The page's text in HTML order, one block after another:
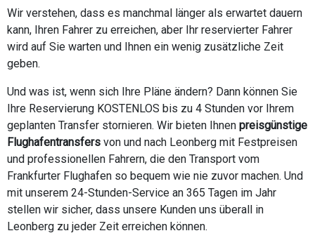
Wir verstehen, dass es manchmal länger als erwartet dauern
kann, Ihren Fahrer zu erreichen, aber Ihr reservierter Fahrer
wird auf Sie warten und Ihnen ein wenig zusätzliche Zeit
geben.
Und was ist, wenn sich Ihre Pläne ändern? Dann können Sie
Ihre Reservierung KOSTENLOS bis zu 4 Stunden vor Ihrem
geplanten Transfer stornieren. Wir bieten Ihnen preisgünstige
Flughafentransfers von und nach Leonberg mit Festpreisen
und professionellen Fahrern, die den Transport vom
Frankfurter Flughafen so bequem wie nie zuvor machen. Und
mit unserem 24-Stunden-Service an 365 Tagen im Jahr
stellen wir sicher, dass unsere Kunden uns überall in
Leonberg zu jeder Zeit erreichen können.